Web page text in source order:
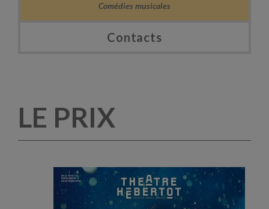
Comédies musicales
Contacts
LE PRIX